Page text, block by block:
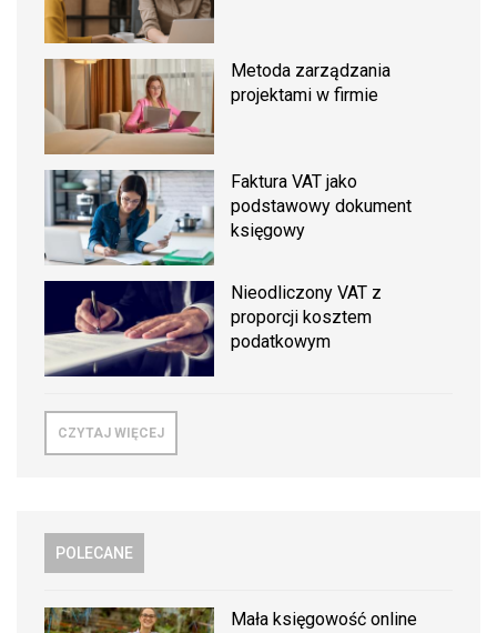
Metoda zarządzania
projektami w firmie
Faktura VAT jako
podstawowy dokument
księgowy
Nieodliczony VAT z
proporcji kosztem
podatkowym
CZYTAJ WIĘCEJ
POLECANE
Mała księgowość online